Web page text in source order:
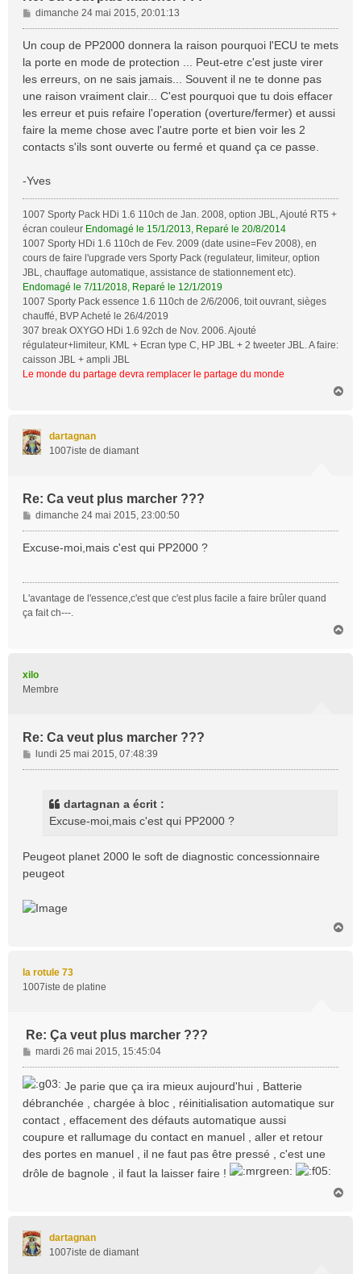
M
e
s
a
g
e
dimanche 24 mai 2015, 20:01:13
Un coup de PP2000 donnera la raison pourquoi l'ECU te mets
la porte en mode de protection ... Peut-etre c'est juste virer
les erreurs, on ne sais jamais... Souvent il ne te donne pas
une raison vraiment clair... C'est pourquoi que tu dois effacer
les erreur et puis refaire l'operation (overture/fermer) et aussi
faire la meme chose avec l'autre porte et bien voir les 2
contacts s'ils sont ouverte ou fermé et quand ça ce passe.
-Yves
1007 Sporty Pack HDi 1.6 110ch de Jan. 2008, option JBL, Ajouté RT5 +
écran couleur Endomagé le 15/1/2013, Reparé le 20/8/2014
1007 Sporty HDi 1.6 110ch de Fev. 2009 (date usine=Fev 2008), en
cours de faire l'upgrade vers Sporty Pack (regulateur, limiteur, option
JBL, chauffage automatique, assistance de stationnement etc).
Endomagé le 7/11/2018, Reparé le 12/1/2019
1007 Sporty Pack essence 1.6 110ch de 2/6/2006, toit ouvrant, sièges
chauffé, BVP Acheté le 26/4/2019
307 break OXYGO HDi 1.6 92ch de Nov. 2006. Ajouté
régulateur+limiteur, KML + Ecran type C, HP JBL + 2 tweeter JBL. A faire:
caisson JBL + ampli JBL
Le monde du partage devra remplacer le partage du monde
dartagnan
1007iste de diamant
Re: Ca veut plus marcher ???
M
e
s
e
dimanche 24 mai 2015, 23:00:50
Excuse-moi,mais c'est qui PP2000 ?
L'avantage de l'essence,c'est que c'est plus facile a faire brûler quand
ça fait ch---.
xilo
Membre
Re: Ca veut plus marcher ???
M
e
lundi 25 mai 2015, 07:48:39
dartagnan a écrit :
Excuse-moi,mais c'est qui PP2000 ?
Peugeot planet 2000 le soft de diagnostic concessionnaire
peugeot
la rotule 73
1007iste de platine
Re: Ça veut plus marcher ???
M
e
s
a
g
e
mardi 26 mai 2015, 15:45:04
Je parie que ça ira mieux aujourd'hui , Batterie
débranchée , chargée à bloc , réinitialisation automatique sur
contact , effacement des défauts automatique aussi
coupure et rallumage du contact en manuel , aller et retour
des portes en manuel , il ne faut pas être pressé , c'est une
drôle de bagnole , il faut la laisser faire !
dartagnan
1007iste de diamant